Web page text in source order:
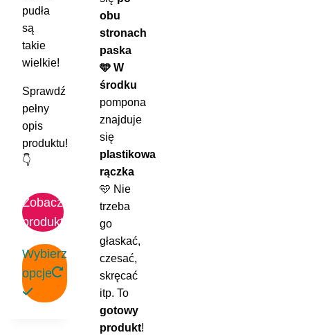
pudła
są
takie
wielkie!
Sprawdź
pełny
opis
produktu!
👇
Zobacz
produkt
Wybierz
opcje
obu
stronach
paska
🩵 W
środku
pompona
znajduje
się
plastikowa
rączka
🩵 Nie
trzeba
go
głaskać,
czesać,
skręcać
itp. To
gotowy
produkt!